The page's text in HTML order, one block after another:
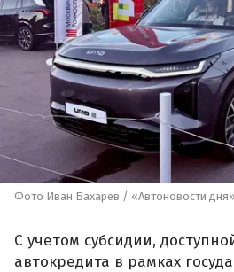
Фото Иван Бахарев / «Автоновости дня»
С учетом субсидии,
автокредита в рамках